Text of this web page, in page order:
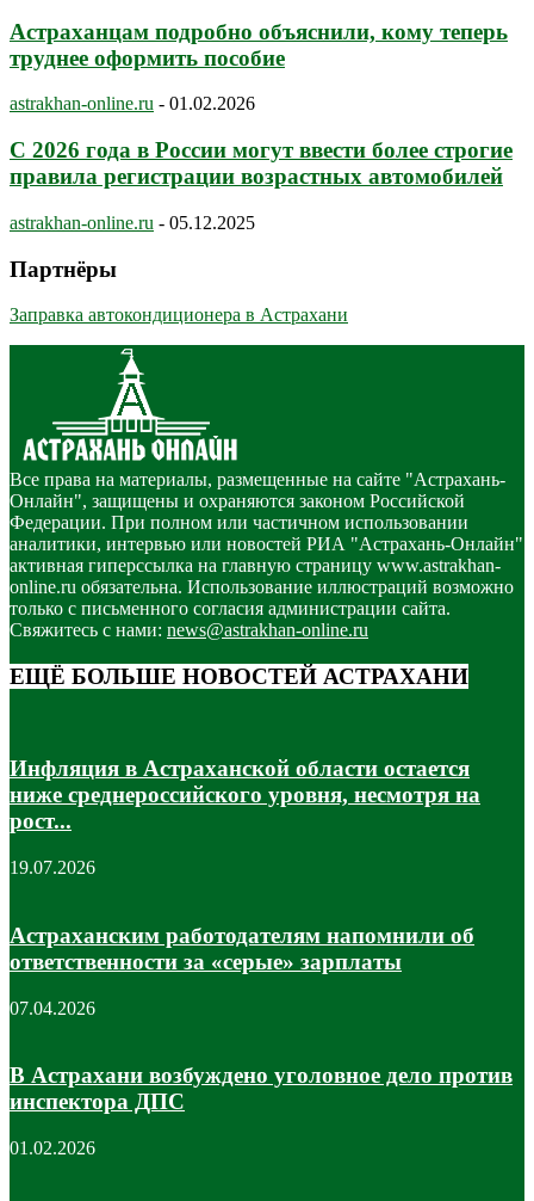
Астраханцам подробно объяснили, кому теперь
труднее оформить пособие
astrakhan-online.ru - 01.02.2026
С 2026 года в России могут ввести более строгие
правила регистрации возрастных автомобилей
astrakhan-online.ru - 05.12.2025
Партнёры
Заправка автокондиционера в Астрахани
Все права на материалы, размещенные на сайте "Астрахань-
Онлайн", защищены и охраняются законом Российской
Федерации. При полном или частичном использовании
аналитики, интервью или новостей РИА "Астрахань-Онлайн"
активная гиперссылка на главную страницу www.astrakhan-
online.ru обязательна. Использование иллюстраций возможно
только с письменного согласия администрации сайта.
Свяжитесь с нами: news@astrakhan-online.ru
ЕЩЁ БОЛЬШЕ НОВОСТЕЙ АСТРАХАНИ
Инфляция в Астраханской области остается
ниже среднероссийского уровня, несмотря на
рост...
19.07.2026
Астраханским работодателям напомнили об
ответственности за «серые» зарплаты
07.04.2026
В Астрахани возбуждено уголовное дело против
инспектора ДПС
01.02.2026